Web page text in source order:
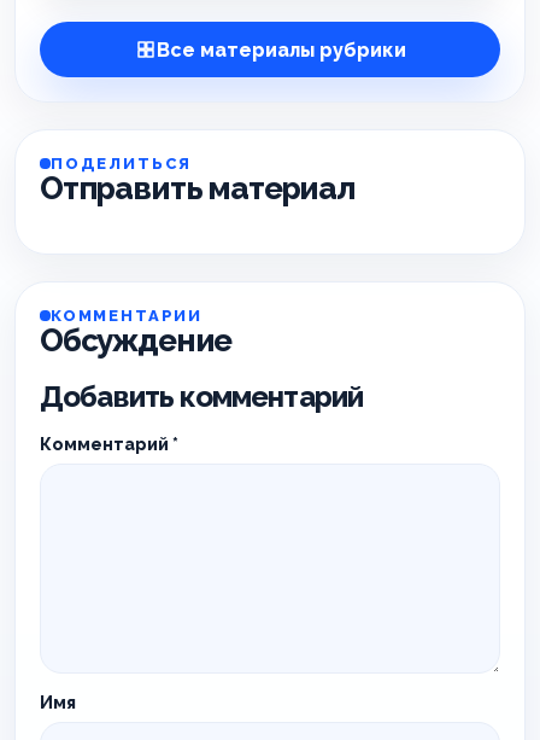
Все материалы рубрики
ПОДЕЛИТЬСЯ
Отправить материал
КОММЕНТАРИИ
Обсуждение
Добавить комментарий
Комментарий *
Имя